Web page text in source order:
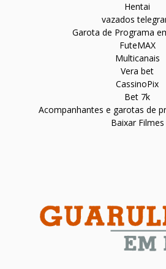
Hentai
vazados
Garota de Programa
FuteMAX
Multicanais
Vera bet
CassinoPix
Bet 7k
Acompanhantes e garotas de
Baixar Filmes